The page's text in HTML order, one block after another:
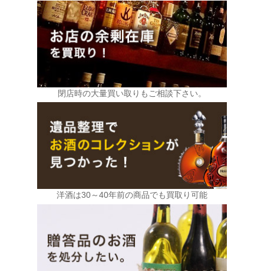
閉店時の大量買い取りもご相談下さい。
洋酒は30～40年前の商品でも買取り可能